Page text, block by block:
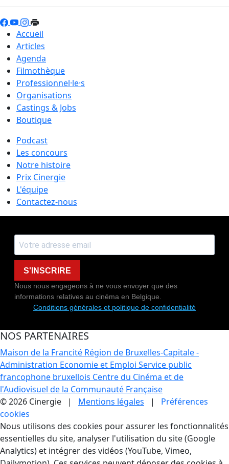
Accueil
Articles
Agenda
Filmothèque
Professionnel·le·s
Organisations
Castings & Jobs
Boutique
Podcast
Les concours
Notre histoire
Prix Cinergie
L'équipe
Contactez-nous
S'INSCRIRE
Nous nous engageons à ne vous envoyer que des
informations relatives au cinéma en Belgique.
Conditions générales et politique de confidentialité
NOS PARTENAIRES
Maison de la Francité Région de Bruxelles-Capitale -
Administration Economie et Emploi Service public
francophone bruxellois Centre du Cinéma et de
l'Audiovisuel de la Communauté Française
© 2026 Cinergie | Mentions légales | Préférences
cookies
Gestion des Cookies
Nous utilisons des cookies pour assurer les fonctionnalités
essentielles du site, analyser l'utilisation du site (Google
Analytics) et intégrer des vidéos (YouTube, Vimeo,